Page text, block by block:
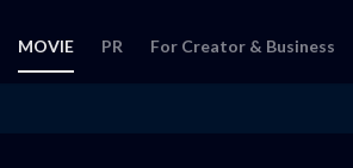
MOVIE PR For Creator & Business